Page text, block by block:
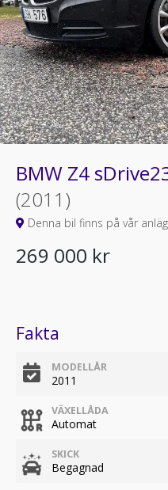
BMW Z4
(2011)
Denna bil finns på vår
269 000 kr
Fakta
MODELLÅR
2011
VÄXELLÅDA
Automat
SKICK
Begagnad